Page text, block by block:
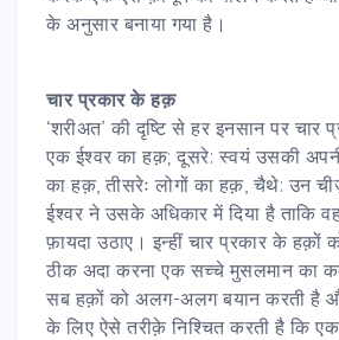
के अनुसार बनाया गया है।
चार प्रकार के हक़
‘शरीअत’ की दृष्टि से हर इनसान पर चार
एक ईश्वर का हक़; दूसरे: स्वयं उसकी अपनी
का हक़, तीसरेः लोगों का हक़, चैथे: उन
ईश्वर ने उसके अधिकार में दिया है ताकि
फ़ायदा उठाए। इन्हीं चार प्रकार के
ठीक अदा करना एक सच्चे मुसलमान का
सब हक़ों को अलग-अलग बयान करती है
के लिए ऐसे तरीक़े निश्चित करती है कि